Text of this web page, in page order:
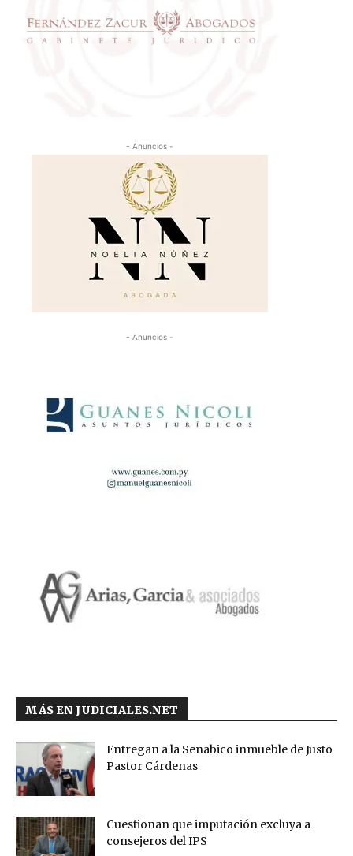
- Anuncios -
- Anuncios -
MÁS EN JUDICIALES.NET
Entregan a la Senabico inmueble de Justo
Pastor Cárdenas
Cuestionan que imputación excluya a
consejeros del IPS